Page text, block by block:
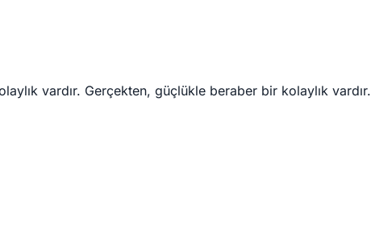
vardır. Gerçekten, güçlükle beraber bir kolaylık vardır.